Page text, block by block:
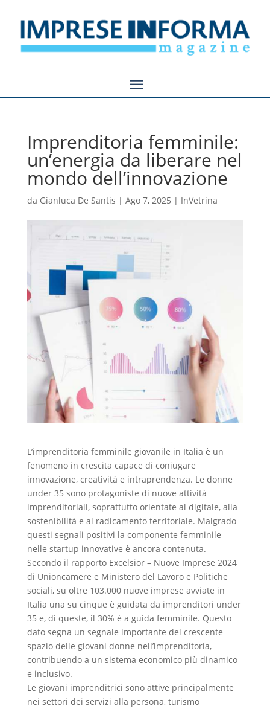
Imprenditoria femminile:
un’energia da liberare nel
mondo dell’innovazione
da Gianluca De Santis | Ago 7, 2025 | InVetrina
L’imprenditoria femminile giovanile in Italia è un
fenomeno in crescita capace di coniugare
innovazione, creatività e intraprendenza. Le donne
under 35 sono protagoniste di nuove attività
imprenditoriali, soprattutto orientate al digitale, alla
sostenibilità e al radicamento territoriale. Malgrado
questi segnali positivi la componente femminile
nelle startup innovative è ancora contenuta.
Secondo il rapporto Excelsior – Nuove Imprese 2024
di Unioncamere e Ministero del Lavoro e Politiche
sociali, su oltre 103.000 nuove imprese avviate in
Italia una su cinque è guidata da imprenditori under
35 e, di queste, il 30% è a guida femminile. Questo
dato segna un segnale importante del crescente
spazio delle giovani donne nell’imprenditoria,
contribuendo a un sistema economico più dinamico
e inclusivo.
Le giovani imprenditrici sono attive principalmente
nei settori dei servizi alla persona, turismo